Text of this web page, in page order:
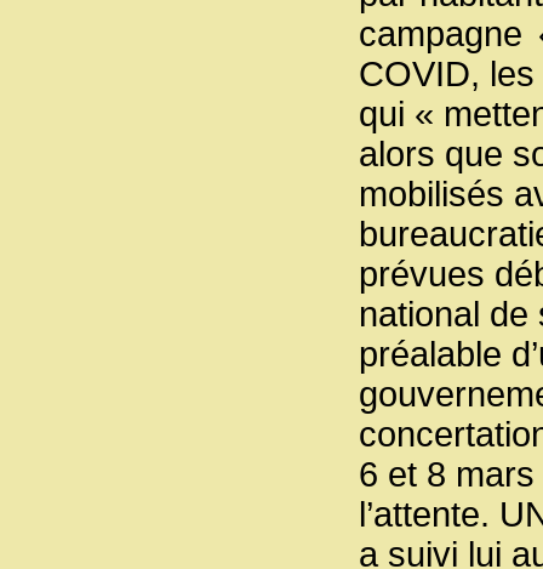
campagne
COVID,
qui «
alors que
mobilisés
prévues
national de
préalable
6 et 8
l’attente.
a suivi lui